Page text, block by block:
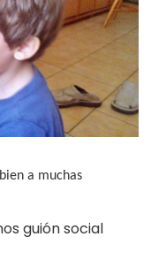
a muchas
guión social